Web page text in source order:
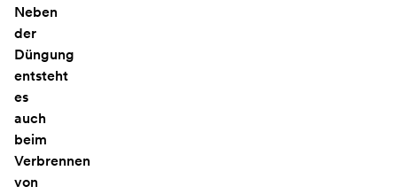
Neben
der
Düngung
entsteht
es
auch
beim
Verbrennen
von